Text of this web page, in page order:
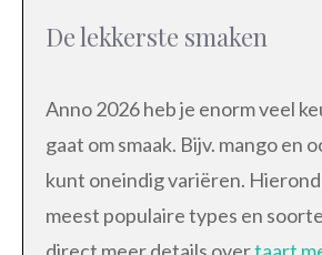
De lekkerste smaken
Anno 2026 heb je enorm veel
gaat om smaak. Bijv. mango en
kunt oneindig variëren.
meest populaire types en